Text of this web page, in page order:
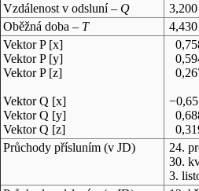
Vzdálenost v odsluní – Q
Oběžná doba – T
Vektor P [x]
Vektor P [y]
Vektor P [z]
Vektor Q [x]
Vektor Q [y]
Vektor Q [z]
Průchody přísluním (vJD)
24.
30.
3.